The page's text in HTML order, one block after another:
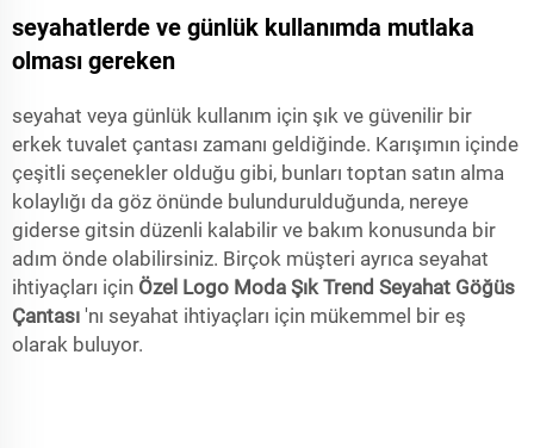
seyahatlerde ve günlük kullanımda mutlaka
olması gereken
seyahat veya günlük kullanım için şık ve güvenilir bir
erkek tuvalet çantası zamanı geldiğinde. Karışımın içinde
çeşitli seçenekler olduğu gibi, bunları toptan satın alma
kolaylığı da göz önünde bulundurulduğunda, nereye
giderse gitsin düzenli kalabilir ve bakım konusunda bir
adım önde olabilirsiniz. Birçok müşteri ayrıca seyahat
ihtiyaçları için Özel Logo Moda Şık Trend Seyahat Göğüs
Çantası 'nı seyahat ihtiyaçları için mükemmel bir eş
olarak buluyor.